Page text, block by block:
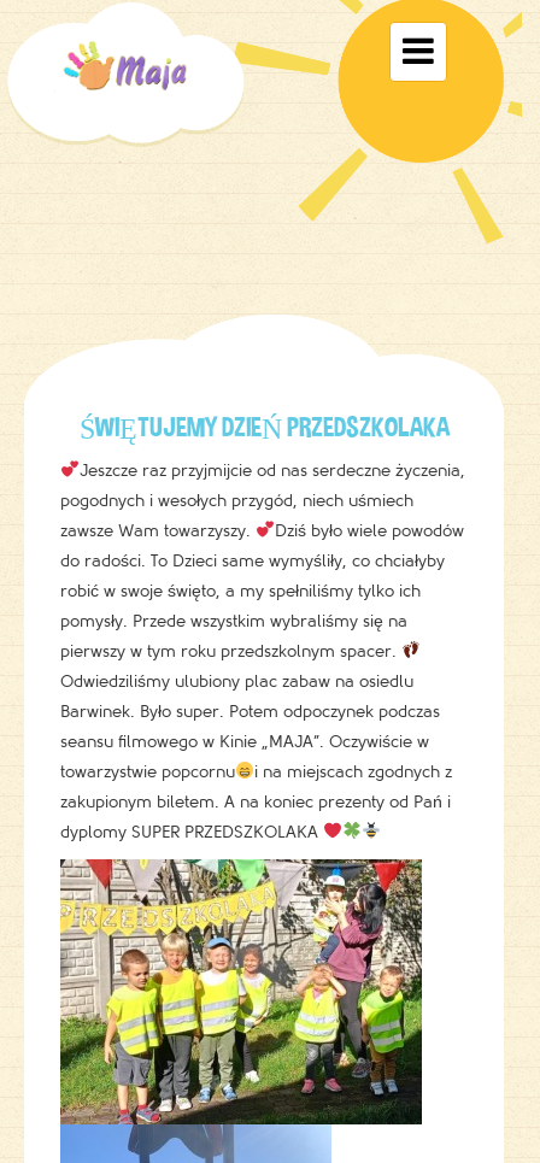
Toggle

ŚWIĘTUJEMY DZIEŃ PRZEDSZKOLAKA
Jeszcze raz przyjmijcie od nas serdeczne życzenia,
pogodnych i wesołych przygód, niech uśmiech
zawsze Wam towarzyszy.
Dziś było wiele powodów
do radości. To Dzieci same wymyśliły, co chciałyby
robić w swoje święto, a my spełniliśmy tylko ich
pomysły. Przede wszystkim wybraliśmy się na
pierwszy w tym roku przedszkolnym spacer.
Odwiedziliśmy ulubiony plac zabaw na osiedlu
Barwinek. Było super. Potem odpoczynek podczas
seansu filmowego w Kinie „MAJA”. Oczywiście w
towarzystwie popcornu
i na miejscach zgodnych z
zakupionym biletem. A na koniec prezenty od Pań i
dyplomy SUPER PRZEDSZKOLAKA